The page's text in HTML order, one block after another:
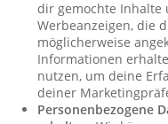
dir gemochte Inhalte
Werbeanzeigen, die
möglicherweise
Informationen
nutzen, um deine
deiner
Personenbezogene